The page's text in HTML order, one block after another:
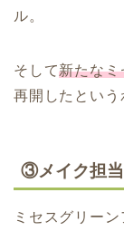
ル。
そして新たなミ
再開したという
③メイク担
ミセスグリー